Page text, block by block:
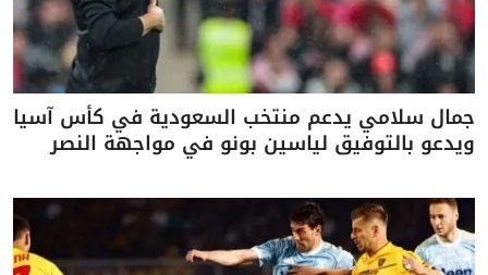
جمال سلامي يدعم منتخب السعودية في كأس آسيا
ويدعو بالتوفيق لياسين بونو في مواجهة النصر